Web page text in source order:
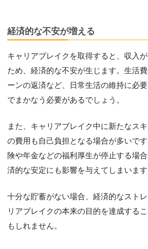
経済的な不安が増える
キャリアブレイクを取得すると、収入
ため、経済的な不安が生じます。生活
ーンの返済など、日常生活の維持に必
でまかなう必要があるでしょう。
また、キャリアブレイク中に新たなス
の費用も自己負担となる場合が多いで
険や年金などの福利厚生が停止する場
済的な安定にも影響を与えてしまいます
十分な貯蓄がない場合、経済的なスト
リアブレイクの本来の目的を達成する
もしれません。